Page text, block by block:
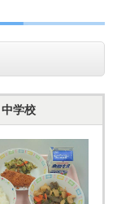
中学校